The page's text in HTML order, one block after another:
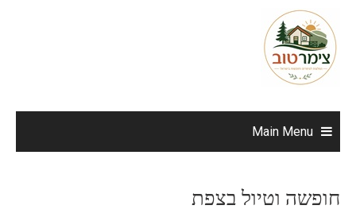
content
Main Menu
חופשה וטיול בצפת